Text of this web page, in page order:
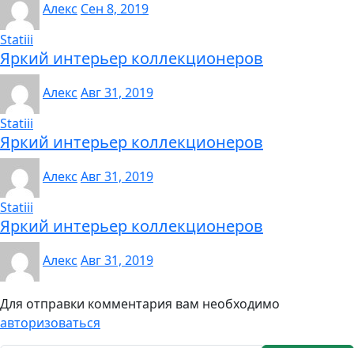
Алекс Сен 8, 2019
Statiii
Яркий интерьер коллекционеров
Алекс Авг 31, 2019
Statiii
Яркий интерьер коллекционеров
Алекс Авг 31, 2019
Statiii
Яркий интерьер коллекционеров
Алекс Авг 31, 2019
Для отправки комментария вам необходимо
авторизоваться